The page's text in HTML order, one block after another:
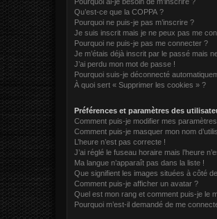
Qu’est-ce que la COPPA ?
Pourquoi ne puis-je pas m’inscrire ?
Je suis inscrit mais je ne peux pas me
Pourquoi ne puis-je pas me connecter ?
Je m’étais déjà inscrit par le passé mais
J’ai perdu mon mot de passe !
Pourquoi suis-je déconnecté
À quoi sert « Supprimer les cookies » ?
Préférences et paramètres des
Comment puis-je modifier mes
Comment puis-je masquer mon nom
L’heure n’est pas correcte !
J’ai réglé le fuseau horaire mais l’heure
Ma langue n’apparaît pas dans la liste !
Que signifient les images situées à côté
Comment puis-je afficher un avatar ?
Quel est mon rang et comment puis-je le
Pourquoi m’est-il demandé de me